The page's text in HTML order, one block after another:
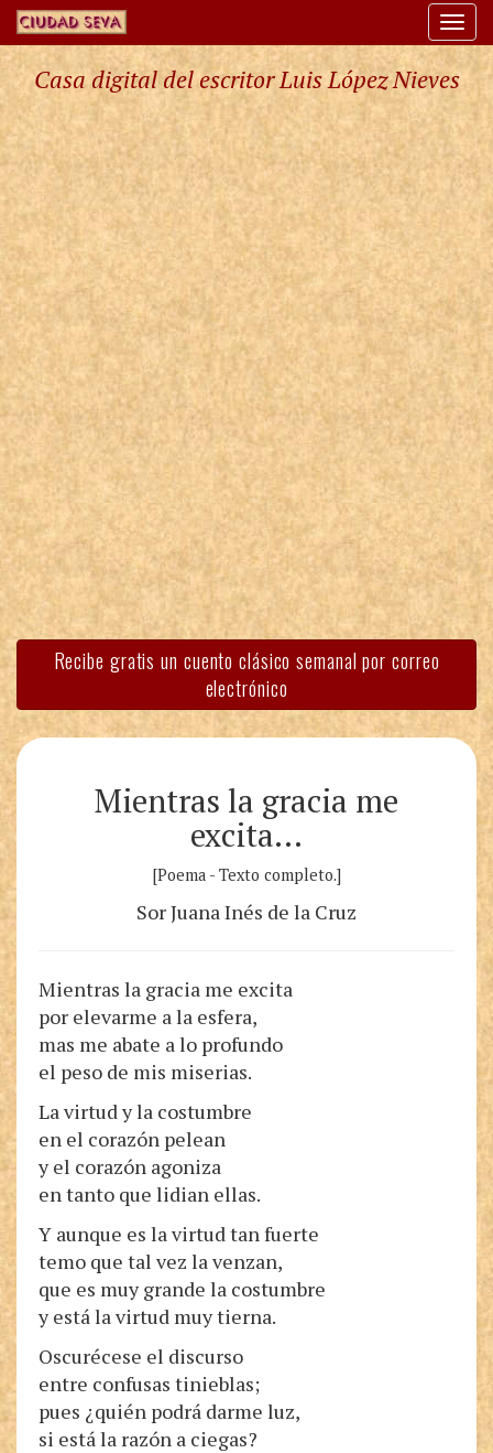
Casa digital del escritor Luis López Nieves
Recibe gratis un cuento clásico semanal por correo
electrónico
Mientras la gracia me
excita…
[Poema - Texto completo.]
Sor Juana Inés de la Cruz
Mientras la gracia me excita
por elevarme a la esfera,
mas me abate a lo profundo
el peso de mis miserias.
La virtud y la costumbre
en el corazón pelean
y el corazón agoniza
en tanto que lidian ellas.
Y aunque es la virtud tan fuerte
temo que tal vez la venzan,
que es muy grande la costumbre
y está la virtud muy tierna.
Oscurécese el discurso
entre confusas tinieblas;
pues ¿quién podrá darme luz,
si está la razón a ciegas?